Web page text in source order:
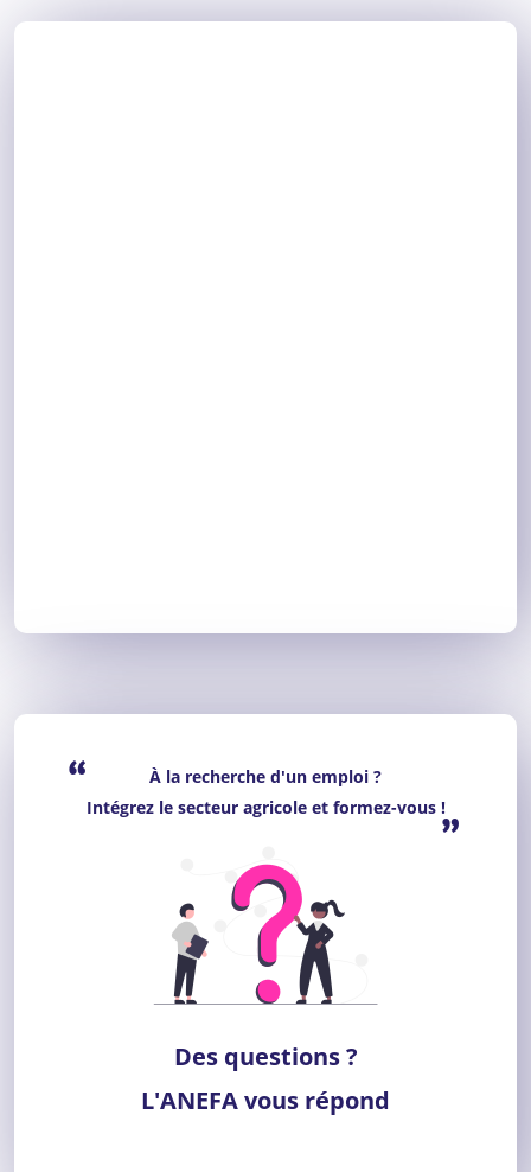
“
À la recherche d'un emploi ?
Intégrez le secteur agricole et formez-vous !”
Des questions ?
L'ANEFA vous répond